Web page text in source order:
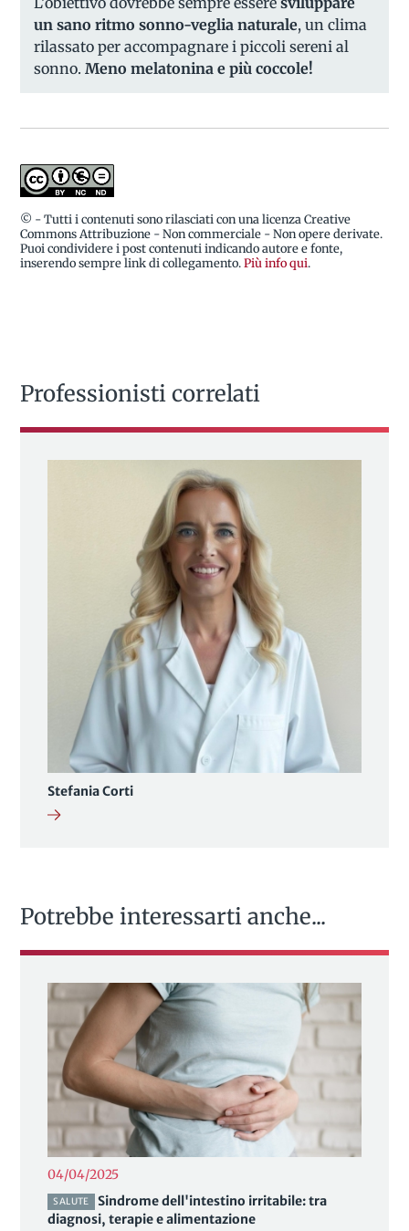
un sano ritmo sonno-veglia naturale, un clima
rilassato per accompagnare i piccoli sereni al
sonno.Meno melatonina e più coccole!
© - Tutti i contenuti sono rilasciati con una licenza Creative
Commons Attribuzione - Non commerciale - Non opere derivate.
Puoi condividere i post contenuti indicando autore e fonte,
inserendo sempre link di collegamento.Più info qui.
Professionisti correlati
Stefania Corti
Potrebbe interessarti anche...
04/04/2025
SALUTE
Sindrome dell'intestino irritabile: tra
diagnosi, terapie e alimentazione